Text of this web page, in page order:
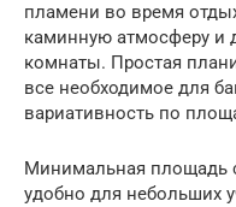
пламени во время
каминную атмосферу и
комнаты. Простая
все необходимое для
вариативность по
Минимальная площадь
удобно для небольших